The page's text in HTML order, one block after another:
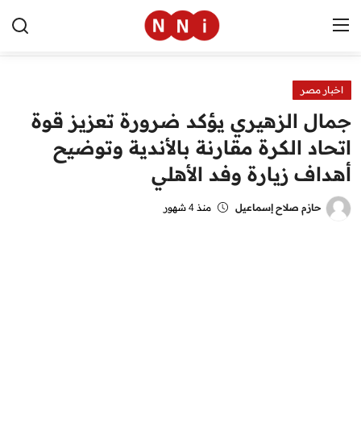
الرئيسية
اخبار مصر
العالم
الرياضة
اخبار مصر
جمال الزهيري يؤكد ضرورة تعزيز قوة
اتحاد الكرة مقارنة بالأندية وتوضيح
أهداف زيارة وفد الأهلي
حازم صلاح إسماعيل منذ 4 شهور